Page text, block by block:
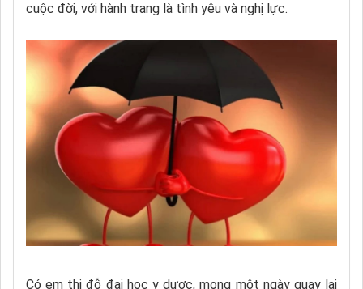
cuộc đời, với hành trang là tình yêu và nghị lực.
Có em thi đỗ đại học y dược, mong một ngày quay lại